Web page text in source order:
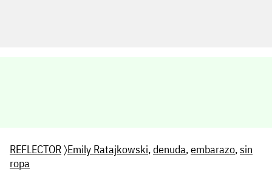
REFLECTOR〉Emily Ratajkowski,denuda,embarazo,sin
ropa